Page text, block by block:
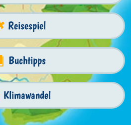
Reisespiel
Buchtipps
Klimawandel